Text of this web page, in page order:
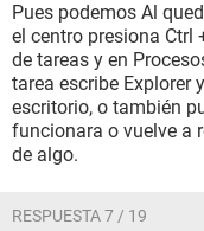
Pues podemos Al
el centro presiona Ctrl
de tareas y en
tarea escribe Explorer
escritorio, o también
funcionara o vuelve a
de algo.
RESPUESTA 7 / 19